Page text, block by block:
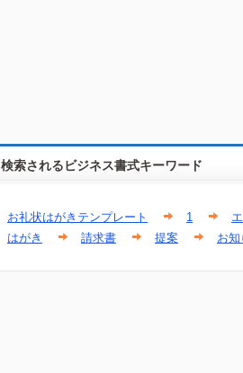
索されるビジネス書式キーワード
お礼状はがきテンプレート 1
はがき
請求書 提案 お